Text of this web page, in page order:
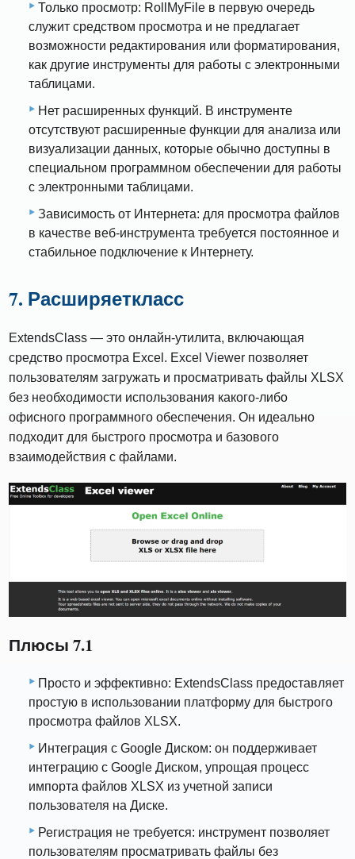
Только просмотр: RollMyFile в первую очередь
служит средством просмотра и не предлагает
возможности редактирования или форматирования,
как другие инструменты для работы с электронными
таблицами.
Нет расширенных функций. В инструменте
отсутствуют расширенные функции для анализа или
визуализации данных, которые обычно доступны в
специальном программном обеспечении для работы
с электронными таблицами.
Зависимость от Интернета: для просмотра файлов
в качестве веб-инструмента требуется постоянное и
стабильное подключение к Интернету.
7. Расширяеткласс
ExtendsClass — это онлайн-утилита, включающая
средство просмотра Excel. Excel Viewer позволяет
пользователям загружать и просматривать файлы XLSX
без необходимости использования какого-либо
офисного программного обеспечения. Он идеально
подходит для быстрого просмотра и базового
взаимодействия с файлами.
Плюсы 7.1
Просто и эффективно: ExtendsClass предоставляет
простую в использовании платформу для быстрого
просмотра файлов XLSX.
Интеграция с Google Диском: он поддерживает
интеграцию с Google Диском, упрощая процесс
импорта файлов XLSX из учетной записи
пользователя на Диске.
Регистрация не требуется: инструмент позволяет
пользователям просматривать файлы без